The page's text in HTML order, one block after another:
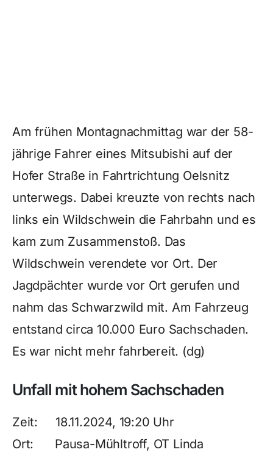
Am frühen Montagnachmittag war der 58-
jährige Fahrer eines Mitsubishi auf der
Hofer Straße in Fahrtrichtung Oelsnitz
unterwegs. Dabei kreuzte von rechts nach
links ein Wildschwein die Fahrbahn und es
kam zum Zusammenstoß. Das
Wildschwein verendete vor Ort. Der
Jagdpächter wurde vor Ort gerufen und
nahm das Schwarzwild mit. Am Fahrzeug
entstand circa 10.000 Euro Sachschaden.
Es war nicht mehr fahrbereit. (dg)
Unfall mit hohem Sachschaden
Zeit: 18.11.2024, 19:20 Uhr
Ort: Pausa-Mühltroff, OT Linda